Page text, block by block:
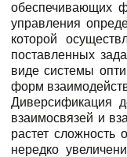
обеспечивающих
управления
которой
поставленных
виде системы
форм
Диверсификация
взаимосвязей и
растет сложность
нередко